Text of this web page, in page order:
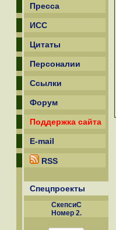
Пресса
ИСС
Цитаты
Персоналии
Ссылки
Форум
Поддержка сайта
E-mail
RSS
Спецпроекты
СкепсиС
Номер 2.